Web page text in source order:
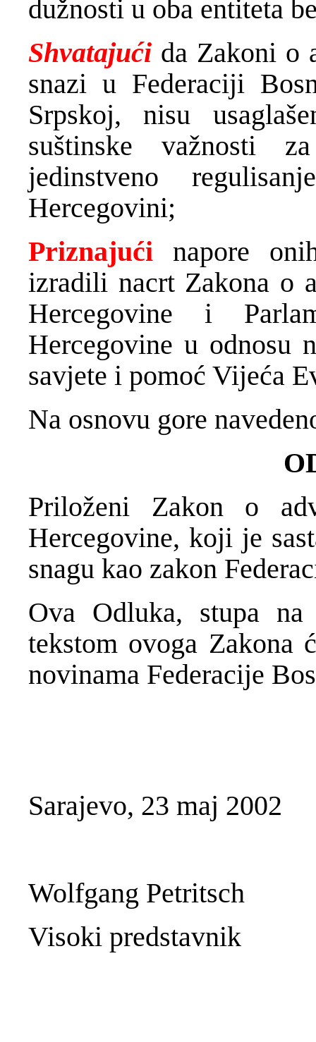
dužnosti u oba entiteta
Shvatajući da Zakoni o
snazi u Federaciji
Srpskoj, nisu
suštinske važnosti
jedinstveno
Hercegovini;
Priznajući napore
izradili nacrt Zakona o
Hercegovine i
Hercegovine u odnosu
savjete i pomoć Vijeća
Na osnovu gore
Priloženi Zakon o
Hercegovine, koji je
snagu kao zakon
Ova Odluka, stupa
tekstom ovoga Zakona
novinama Federacije
Sarajevo, 23 maj 2002
Wolfgang Petritsch
Visoki predstavnik